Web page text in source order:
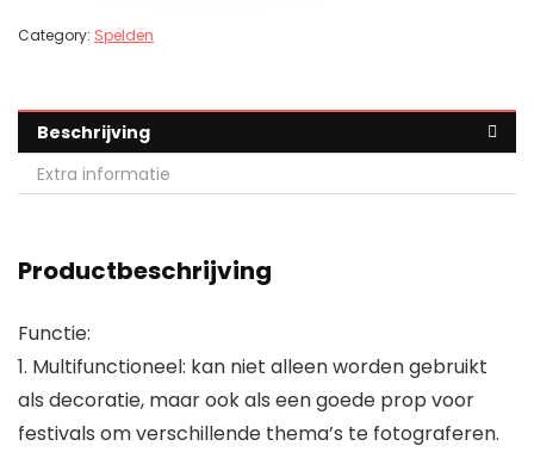
Category: Spelden
Beschrijving
Extra informatie
Productbeschrijving
Functie:
1. Multifunctioneel: kan niet alleen worden gebruikt
als decoratie, maar ook als een goede prop voor
festivals om verschillende thema’s te fotograferen.